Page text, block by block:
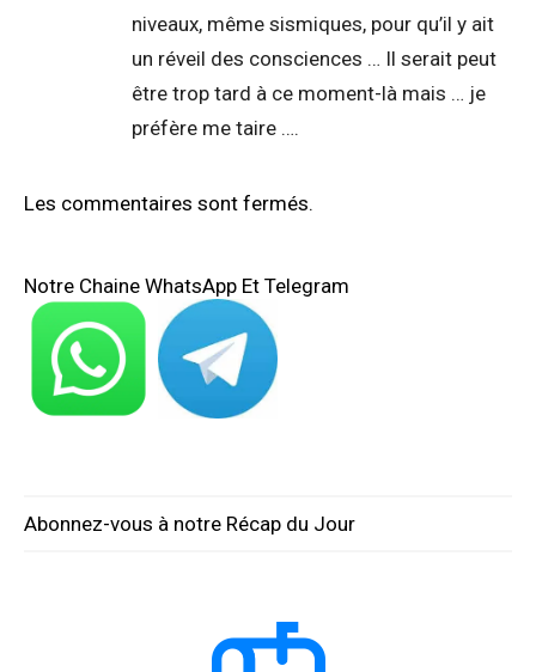
niveaux, même sismiques, pour qu’il y ait
un réveil des consciences … Il serait peut
être trop tard à ce moment-là mais … je
préfère me taire ….
Les commentaires sont fermés.
Notre Chaine WhatsApp Et Telegram
Abonnez-vous à notre Récap du Jour